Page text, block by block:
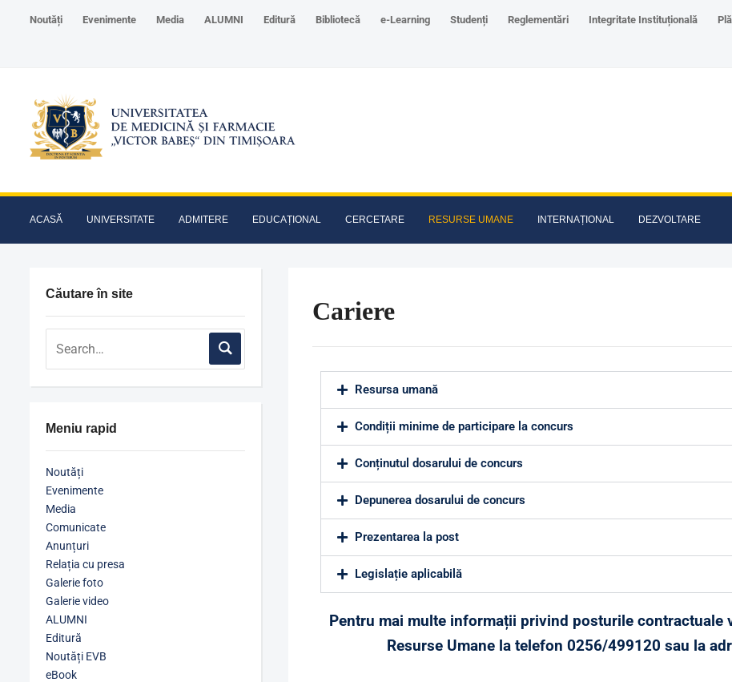
Noutăți Evenimente Media ALUMNI Editură Bibliotecă e-Learning Studenți Reglementări Integritate Instituțională
ACASĂ UNIVERSITATE ADMITERE EDUCAȚIONAL CERCETARE RESURSE UMANE INTERNAȚIONAL DEZVOLTARE
Căutare în site
Meniu rapid
Noutăți
Evenimente
Media
Comunicate
Anunțuri
Relația cu presa
Galerie foto
Galerie video
ALUMNI
Editură
Noutăți EVB
eBook
Cariere
Resursa umană
Condiții minime de participare la concurs
Conținutul dosarului de concurs
Depunerea dosarului de concurs
Prezentarea la post
Legislație aplicabilă
Pentru mai multe informații privind posturile contractuale
Resurse Umane la telefon 0256/499120 sau la